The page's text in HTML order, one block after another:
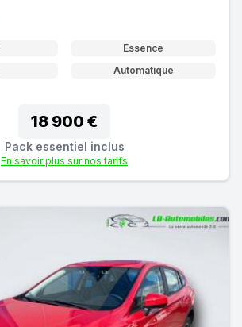
Essence
Automatique
18 900 €
Pack essentiel inclus
En savoir plus sur nos tarifs